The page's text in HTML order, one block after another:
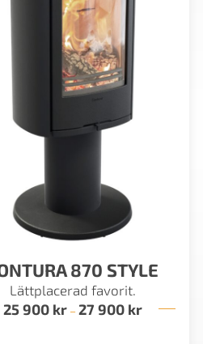
870 STYLE
Lättplacerad favorit.
25 900 kr – 27 900 krPrisintervall: